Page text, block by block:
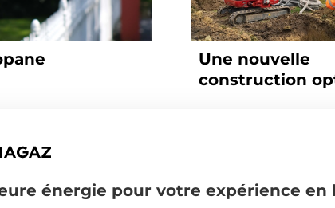
énergie pour votre expérience en
Une nouvelle
construction